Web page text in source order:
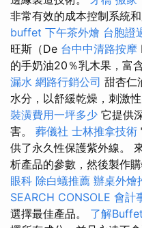
非常有效的成本控制系統
buffet 下午茶外燴 台胞證
旺斯（De 台中中清路按摩
的手奶油20％乳木果，富
漏水 網路行銷公司 甜杏仁
水分，以舒緩乾燥，刺激性
裝潢費用一坪多少 它提供
害。 葬儀社 士林推拿技術
供了永久性保護紫外線。
析產品的參數，然後製作購
眼科 除白蟻推薦 辦桌外燴
SEARCH CONSOLE 會計
選擇最佳產品。 了解